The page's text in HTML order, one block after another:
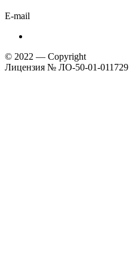
E-mail
© 2022 — Copyright
Лицензия № ЛО-50-01-011729